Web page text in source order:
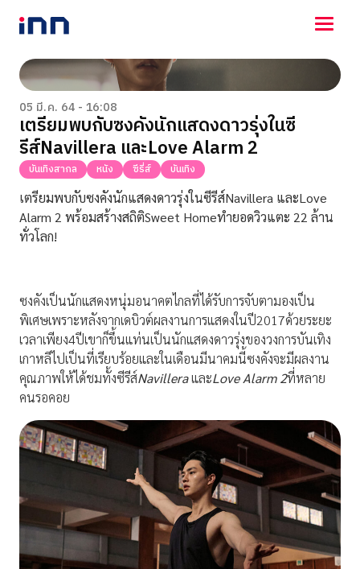
NEWS
ENTERTAINMENT
LIFESTYLE
HOROSCOPE
LOTTERY
VIDEO
ร่วมด้วยช่วยกัน
05 มี.ค. 64 - 16:08
เตรียมพบกับซงคังนักแสดงดาวรุ่งในซี
รีส์Navillera และLove Alarm 2
บันเทิงสากล หนัง ซีรี่ส์ บันเทิง
เตรียมพบกับซงคังนักแสดงดาวรุ่งในซีรีส์Navillera และLove
Alarm 2 พร้อมสร้างสถิติSweet Homeทำยอดวิวแตะ 22 ล้าน
ทั่วโลก!
ซงคังเป็นนักแสดงหนุ่มอนาคตไกลที่ได้รับการจับตามองเป็น
พิเศษเพราะหลังจากเดบิวต์ผลงานการแสดงในปี2017ด้วยระยะ
เวลาเพียง4ปีเขาก็ขึ้นแท่นเป็นนักแสดงดาวรุ่งของวงการบันเทิง
เกาหลีไปเป็นที่เรียบร้อยและในเดือนมีนาคมนี้ซงคังจะมีผลงาน
คุณภาพให้ได้ชมทั้งซีรีส์NavilleraและLove Alarm 2ที่หลาย
คนรอคอย